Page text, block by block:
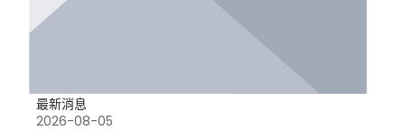
最新消息
2026-08-05